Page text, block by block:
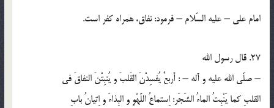
امام علي – عليه السّلام – فرمود: نفاق، همراه كفر است.
27. قال رسول الله
– صلّي الله عليه و آله – : أَربعٌ يُفسِدْنَ القَلبَ و يُنبِتْنَ النفاقَ في
القلبِ كما يَنْبِتُ الماءُ الشَجَر: اِستماعُ اللّهْوِ و البِذاءَ و اِتيانُ بابِ